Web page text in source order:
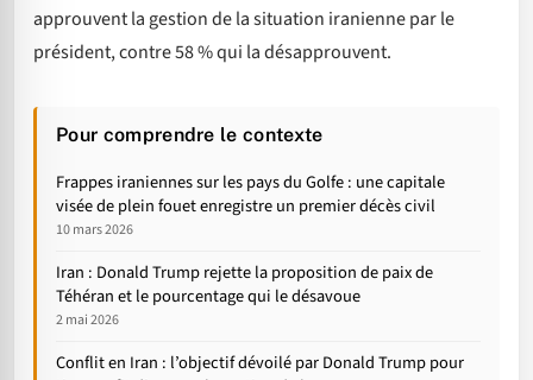
approuvent la gestion de la situation iranienne par le
président, contre 58 % qui la désapprouvent.
Pour comprendre le contexte
Frappes iraniennes sur les pays du Golfe : une capitale
visée de plein fouet enregistre un premier décès civil
10 mars 2026
Iran : Donald Trump rejette la proposition de paix de
Téhéran et le pourcentage qui le désavoue
2 mai 2026
Conflit en Iran : l’objectif dévoilé par Donald Trump pour